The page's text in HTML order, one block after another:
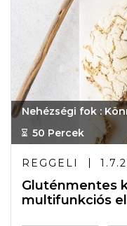
Nehézségi fok :
50 Percek
REGGELI
Gluténmentes
multifunkciós